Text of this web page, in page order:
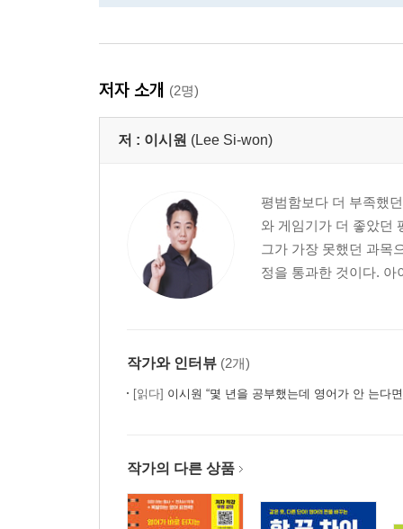
저자 소개 (2명)
저 : 이시원 (Lee Si-won)
평범함보다 더 부족했
와 게임기가 더 좋았던
그가 가장 못했던 과목
정을 통과한 것이다. 아
작가와 인터뷰 (2개)
[읽다] 이시원 “몇 년을 공부했는데 영어가 안 는다면
작가의 다른 상품